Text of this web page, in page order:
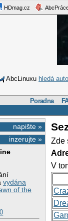
HDmag.cz
AbcLinuxu hledá
Poradna
napište »
inzerujte »
vydána
of the
Zde
V